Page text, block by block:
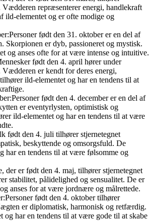
repræsenterer energi, handlekraft
ild-elementet og er ofte modige og
født den 31. oktober er en del af
Skorpionen er dyb, passioneret og mystisk.
og anses ofte for at være intense og intuitive.
født den 4. april hører under
er kendt for deres energi,
ild-elementet og har en tendens til at
født den 4. december er en del af
er eventyrlysten, optimistisk og
ild-elementet og har en tendens til at være
født den 4. juli tilhører stjernetegnet
beskyttende og omsorgsfuld. De
har en tendens til at være følsomme og
der er født den 4. maj, tilhører stjernetegnet
stabilitet, pålidelighed og sensualitet. De er
anses for at være jordnære og målrettede.
født den 4. oktober tilhører
er diplomatisk, harmonisk og retfærdig.
og har en tendens til at være gode til at skabe